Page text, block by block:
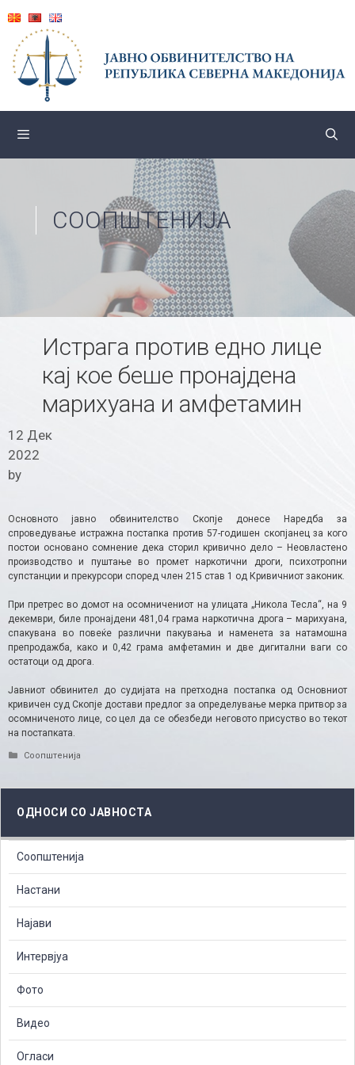
content
СООПШТЕНИЈА
Истрага против едно лице
кај кое беше пронајдена
марихуана и амфетамин
12 Дек
2022
by
Основното јавно обвинителство Скопје донесе Наредба за
спроведување истражна постапка против 57-годишен скопјанец за кого
постои основано сомнение дека сторил кривично дело – Неовластено
производство и пуштање во промет наркотични дроги, психотропни
супстанции и прекурсори според член 215 став 1 од Кривичниот законик.
При претрес во домот на осомничениот на улицата „Никола Тесла“, на 9
декември, биле пронајдени 481,04 грама наркотична дрога – марихуана,
спакувана во повеќе различни пакувања и наменета за натамошна
препродажба, како и 0,42 грама амфетамин и две дигитални ваги со
остатоци од дрога.
Јавниот обвинител до судијата на претходна постапка од Основниот
кривичен суд Скопје достави предлог за определување мерка притвор за
осомниченото лице, со цел да се обезбеди неговото присуство во текот
на постапката.​
Categories
Соопштенија
ОДНОСИ СО ЈАВНОСТА
Соопштенија
Настани
Најави
Интервјуа
Фото
Видео
Огласи